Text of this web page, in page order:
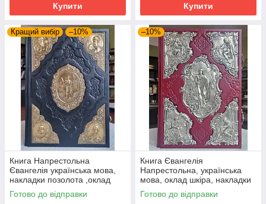
Купити Купити
Кращий вибір –10%
Книга Напрестольна
Євангелія українська мова,
накладки позолота ,оклад
шкіра, 2 застібки, розмір
книги 27*38
Готово до відправки
–10%
Книга Євангелія
Напрестольна, українська
мова, оклад шкіра, накладки
фігурні сріблення, розмір
книги 25*35
Готово до відправки